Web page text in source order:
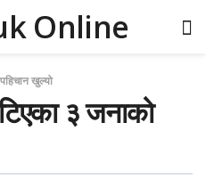
खुल्यो
३ जनाको